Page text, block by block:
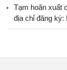
Tạm hoãn xuất
địa chỉ đăng ký: